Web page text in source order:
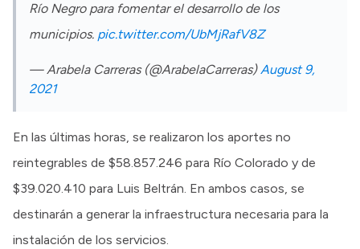
Río Negro para fomentar el desarrollo de los
municipios. pic.twitter.com/UbMjRafV8Z
— Arabela Carreras (@ArabelaCarreras)August 9,
2021
En las últimas horas, se realizaron los aportes no
reintegrables de $58.857.246 para Río Colorado y de
$39.020.410 para Luis Beltrán. En ambos casos, se
destinarán a generar la infraestructura necesaria para la
instalación de los servicios.